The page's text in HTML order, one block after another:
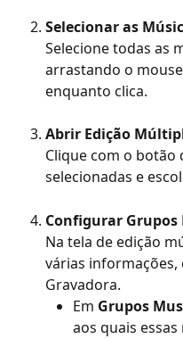
Selecionar as
Selecione todas as
arrastando o
enquanto clica.
Abrir Edição
Clique com o botão
selecionadas e
Configurar Grupos
Na tela de edição
várias informações,
Gravadora.
Em Grupos
aos quais